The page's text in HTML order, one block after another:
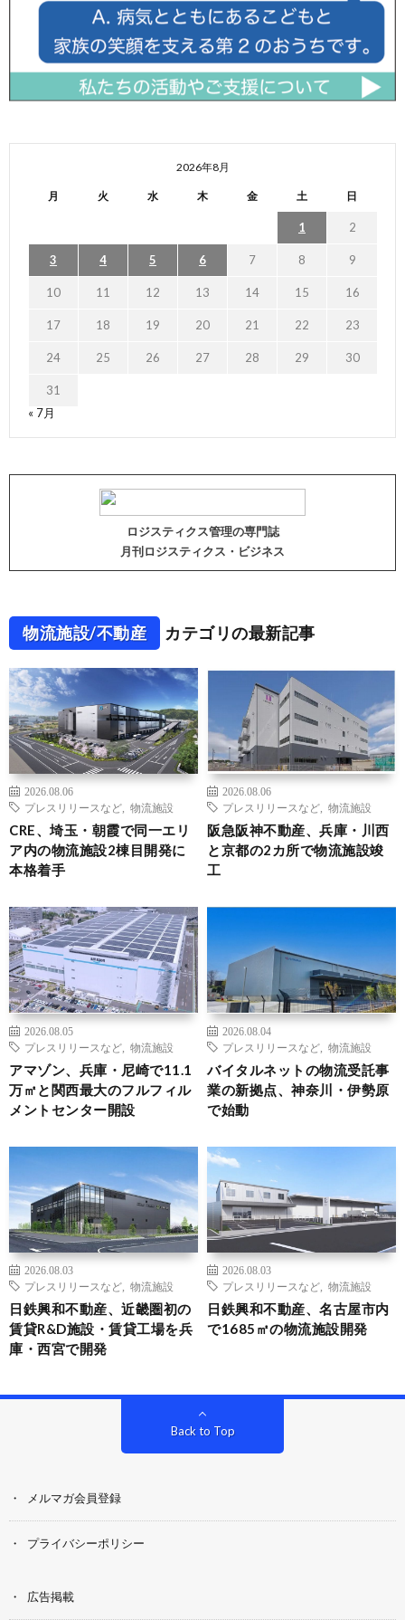
2026年8月
月 火 水 木 金 土 日
1 2
3 4 5 6 7 8 9
10 11 12 13 14 15 16
17 18 19 20 21 22 23
24 25 26 27 28 29 30
31
« 7月
ロジスティクス管理の専門誌
月刊ロジスティクス・ビジネス
物流施設/不動産 カテゴリの最新記事
2026.08.06
プレスリリースなど
物流施設
CRE、埼玉・朝霞で同一エリ
ア内の物流施設2棟目開発に
本格着手
2026.08.06
プレスリリースなど
物流施設
阪急阪神不動産、兵庫・川西
と京都の2カ所で物流施設竣
工
2026.08.05
プレスリリースなど
物流施設
アマゾン、兵庫・尼崎で11.1
万㎡と関西最大のフルフィル
メントセンター開設
2026.08.04
プレスリリースなど
物流施設
バイタルネットの物流受託事
業の新拠点、神奈川・伊勢原
で始動
2026.08.03
プレスリリースなど
物流施設
日鉄興和不動産、近畿圏初の
賃貸R&D施設・賃貸工場を兵
庫・西宮で開発
2026.08.03
プレスリリースなど
物流施設
日鉄興和不動産、名古屋市内
で1685㎡の物流施設開発
Back to Top
メルマガ会員登録
プライバシーポリシー
広告掲載